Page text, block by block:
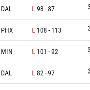
DAL L 98 -87
PHX L 108 - 113
MIN L 101 -92
DAL L 82 -97